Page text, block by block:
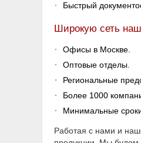
Быстрый
Широкую сеть
Офисы в Москве.
Оптовые отделы.
Региональные
Более 1000
Минимальные
Работая с нами и